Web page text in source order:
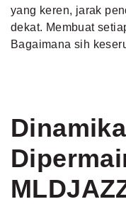
yang keren, jarak
dekat. Membuat
Bagaimana sih